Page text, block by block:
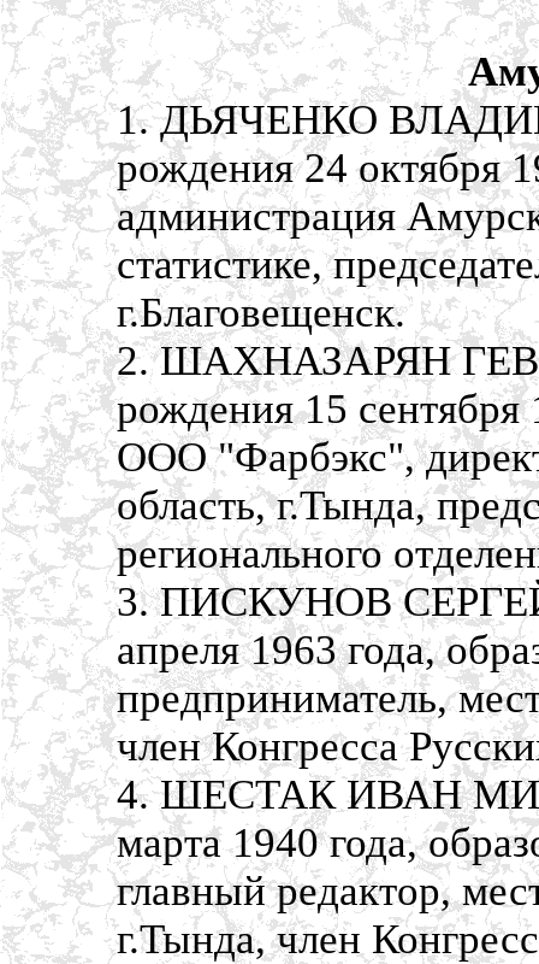
1. ДЬЯЧЕНКО
рождения 24 октября
администрация
статистике,
г.Благовещенск.
2. ШАХНАЗАРЯН
рождения 15 сентября
ООО "Фарбэкс",
область, г.Тында,
регионального
3. ПИСКУНОВ
апреля 1963 года,
предприниматель,
член Конгресса
4. ШЕСТАК ИВАН
марта 1940 года,
главный редактор,
г.Тында, член